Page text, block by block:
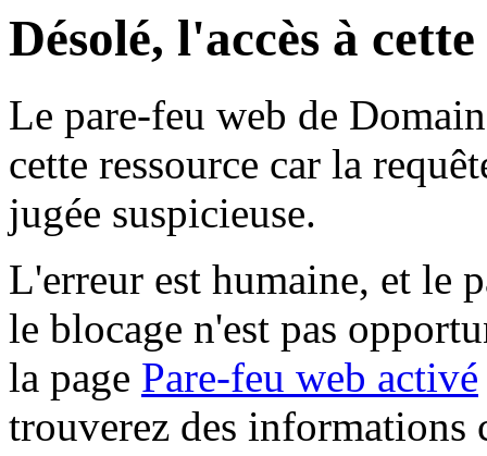
Désolé, l'accès à
Le pare-feu web de
cette ressource car la
jugée suspicieuse.
L'erreur est humaine, et le
le blocage n'est pas
la page Pare-feu web activé
trouverez des informations